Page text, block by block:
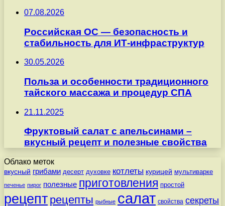
07.08.2026
Российская ОС — безопасность и
стабильность для ИТ-инфраструктур
30.05.2026
Польза и особенности традиционного
тайского массажа и процедур СПА
21.11.2025
Фруктовый салат с апельсинами –
вкусный рецепт и полезные свойства
Облако меток
вкусный грибами десерт духовке котлеты курицей мультиварке
печенье пирог полезные приготовления простой
рецепт рецепты рыбные салат свойства секреты